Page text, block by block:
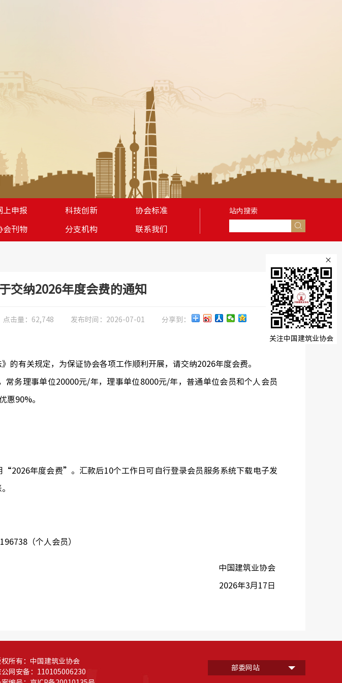
上申报 科技创新 协会标准
会刊物 分支机构 联系我们
站内搜索
交纳2026年度会费的通知
点击量： 62,748 发布时间： 2026-07-01 分享到：
的有关规定，为保证协会各项工作顺利开展，请交纳2026年度会费。
常务理事单位20000元/年，理事单位8000元/年，普通单位会员和个人会员
惠90%。
“2026年度会费”。汇款后10个工作日可自行登录会员服务系统下载电子发
（个人会员）
中国建筑业协会
2026年3月17日
权所有：中国建筑业协会
公网安备：110105006230
部委网站
×
关注中国建筑业协会